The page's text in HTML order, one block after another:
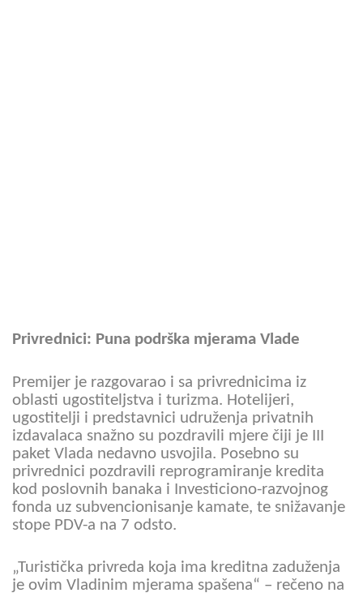
Privrednici: Puna podrška mjerama Vlade
Premijer je razgovarao i sa privrednicima iz
oblasti ugostiteljstva i turizma. Hotelijeri,
ugostitelji i predstavnici udruženja privatnih
izdavalaca snažno su pozdravili mjere čiji je III
paket Vlada nedavno usvojila. Posebno su
privrednici pozdravili reprogramiranje kredita
kod poslovnih banaka i Investiciono-razvojnog
fonda uz subvencionisanje kamate, te snižavanje
stope PDV-a na 7 odsto.
„Turistička privreda koja ima kreditna zaduženja
je ovim Vladinim mjerama spašena“ – rečeno na